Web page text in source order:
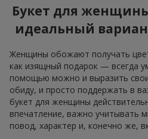
Букет для
идеальный
Женщины обожают получать
как изящный подарок — всегда
помощью можно и выразить свои
обиду, и просто поддержать в
букет для женщины
впечатление, важно учитывать
повод, характер и, конечно же,